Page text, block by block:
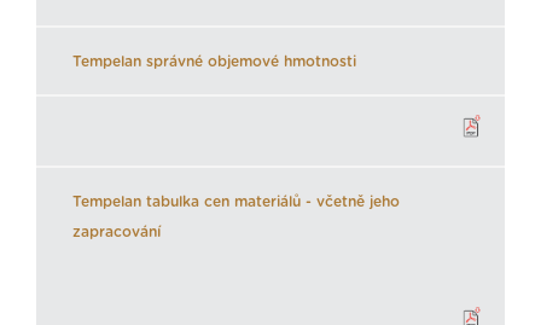
Tempelan správné objemové hmotnosti
Tempelan tabulka cen materiálů - včetně jeho
zapracování